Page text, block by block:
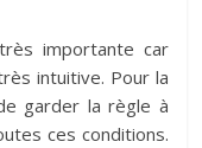
importante car
intuitive. Pour la
garder la règle à
ces conditions.